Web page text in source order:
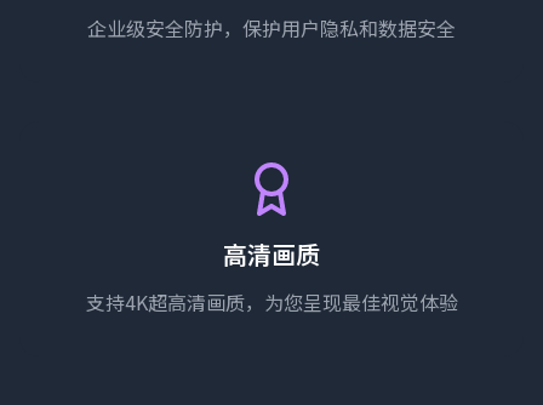
企业级安全防护，保护用户隐私和数据安全
高清画质
支持4K超高清画质，为您呈现最佳视觉体验